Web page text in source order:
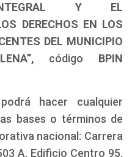
Y EL
DERECHOS EN LOS
DEL MUNICIPIO
código BPIN
hacer cualquier
bases o términos de
nacional: Carrera
A, Edificio Centro 95,